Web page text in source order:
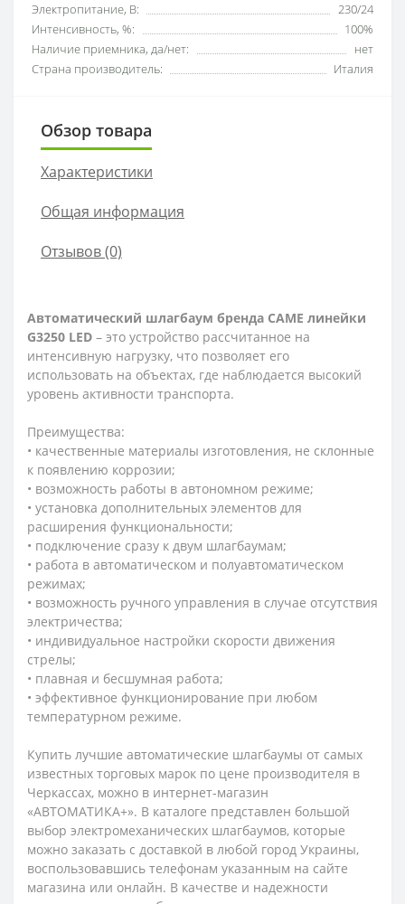
Электропитание, В:
230/24
Интенсивность, %:
100%
Наличие приемника, да/нет:
нет
Страна производитель:
Италия
Обзор товара
Характеристики
Общая информация
Отзывов (0)
Автоматический шлагбаум бренда CAME линейки
G3250 LED – это устройство рассчитанное на
интенсивную нагрузку, что позволяет его
использовать на объектах, где наблюдается высокий
уровень активности транспорта.
Преимущества:
• качественные материалы изготовления, не склонные
к появлению коррозии;
• возможность работы в автономном режиме;
• установка дополнительных элементов для
расширения функциональности;
• подключение сразу к двум шлагбаумам;
• работа в автоматическом и полуавтоматическом
режимах;
• возможность ручного управления в случае отсутствия
электричества;
• индивидуальное настройки скорости движения
стрелы;
• плавная и бесшумная работа;
• эффективное функционирование при любом
температурном режиме.
Купить лучшие автоматические шлагбаумы от самых
известных торговых марок по цене производителя в
Черкассах, можно в интернет-магазин
«АВТОМАТИКА+». В каталоге представлен большой
выбор электромеханических шлагбаумов, которые
можно заказать с доставкой в любой город Украины,
воспользовавшись телефонам указанным на сайте
магазина или онлайн. В качестве и надежности